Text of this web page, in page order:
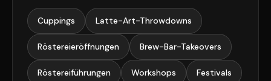
Cuppings Latte-Art-Throwdowns
Röstereieröffnungen Brew-Bar-Takeovers
Röstereiführungen Workshops Festivals